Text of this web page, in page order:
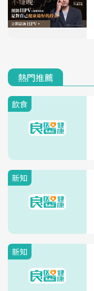
熱門推薦
飲食
新知
新知